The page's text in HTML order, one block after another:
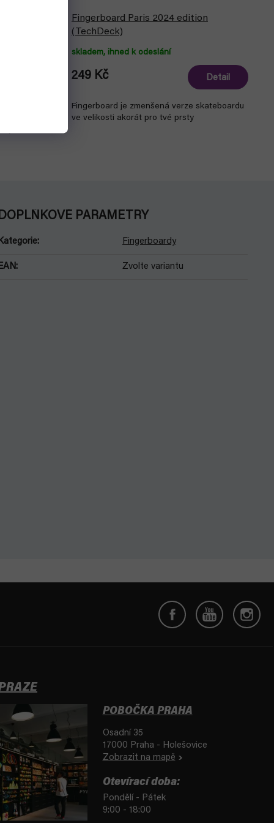
Fingerboard Paris 2024 edition
(TechDeck)
skladem, ihned k odeslání
249 Kč Detail
Fingerboard je zmenšená verze skateboardu
ve velikosti akorát pro tvé prsty
PARAMETRY
: Fingerboardy
: Zvolte variantu
POBOČKA PRAHA
Osadní 35
17000 Praha - Holešovice
Zobrazit na mapě
Otevírací doba:
Pondělí - Pátek
9:00 - 18:00